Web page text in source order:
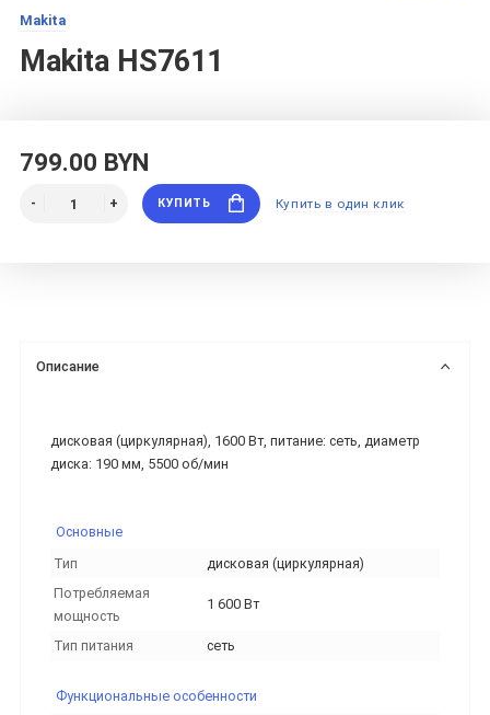
Makita
Makita HS7611
799.00 BYN
КУПИТЬ Купить в один клик
Описание
дисковая (циркулярная), 1600 Вт, питание: сеть, диаметр
диска: 190 мм, 5500 об/мин
Основные
Тип
дисковая (циркулярная)
Потребляемая
мощность
1 600 Вт
Тип питания сеть
Функциональные особенности